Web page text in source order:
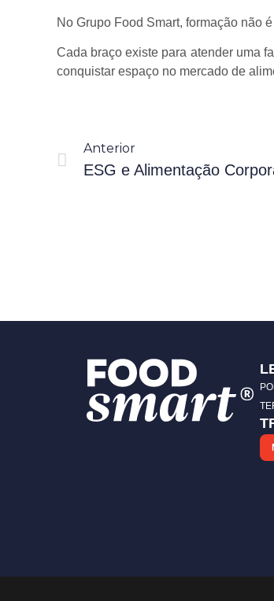
No Grupo Food Smart, formação não
Cada braço existe para atender uma
conquistar espaço no mercado de
Anterior